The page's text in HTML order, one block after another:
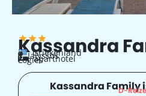
Kassandra
Griekenland
Ialyssos
aparthotel
Logies
Kassandra Family
D-